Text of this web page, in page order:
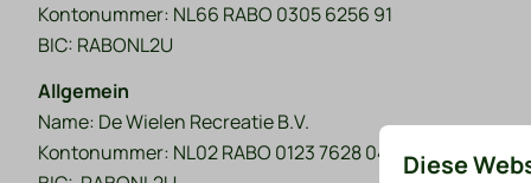
Kontonummer: NL66 RABO 0305 6256 91
BIC: RABONL2U
Allgemein
Name: De Wielen Recreatie B.V.
Kontonummer: NL02 RABO 0123 7628 04
Diese